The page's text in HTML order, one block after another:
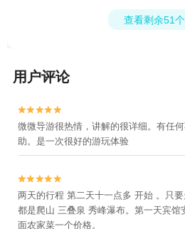
区+鄱阳湖候鸟保护区+秀峰瀑布+
美龄别墅+鄱阳湖吴城候鸟小镇+天
查看剩余51个
用户评论


微微导游很热情，讲解的很详细。有任
助。是一次很好的游玩体验


两天的行程 第二天十一点多 开始 。只
都是爬山 三叠泉 秀峰瀑布。第一天宾
面农家菜一个价格。